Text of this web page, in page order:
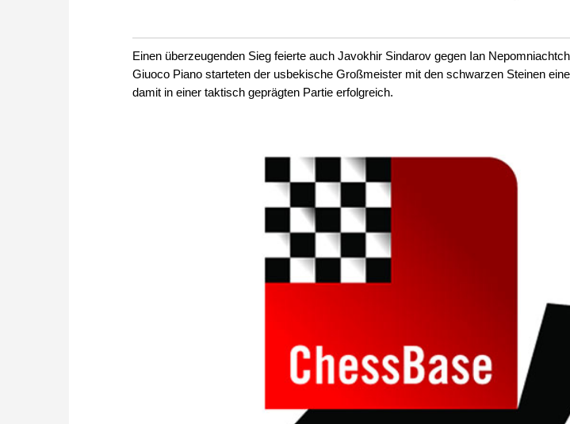
Einen überzeugenden Sieg feierte auch Javokhir Sindarov gegen Ian
Giuoco Piano starteten der usbekische Großmeister mit den schwarzen Steinen
damit in einer taktisch geprägten Partie erfolgreich.